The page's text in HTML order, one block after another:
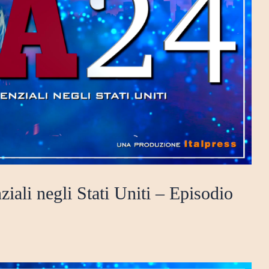
negli Stati Uniti – Episodio